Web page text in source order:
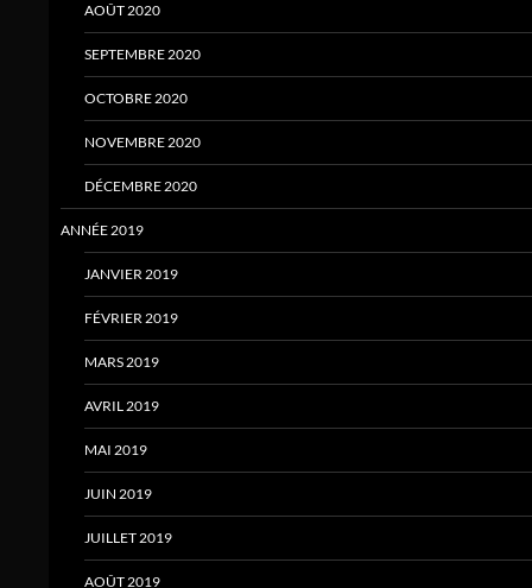
AOÛT 2020
SEPTEMBRE 2020
OCTOBRE 2020
NOVEMBRE 2020
DÉCEMBRE 2020
ANNÉE 2019
JANVIER 2019
FÉVRIER 2019
MARS 2019
AVRIL 2019
MAI 2019
JUIN 2019
JUILLET 2019
AOÛT 2019